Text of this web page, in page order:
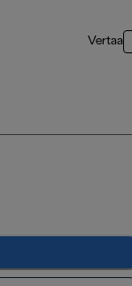
Vertaa